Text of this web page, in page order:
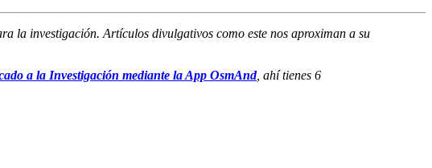
la investigación. Artículos divulgativos como este nos aproximan a su
a la Investigación mediante la App OsmAnd, ahí tienes 6